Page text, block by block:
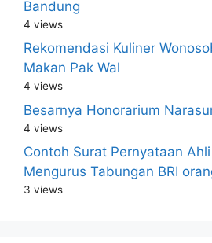
Bandung
4 views
Rekomendasi Kuliner
Makan Pak Wal
4 views
Besarnya Honorarium
4 views
Contoh Surat Pernyataan
Mengurus Tabungan BRI
3 views